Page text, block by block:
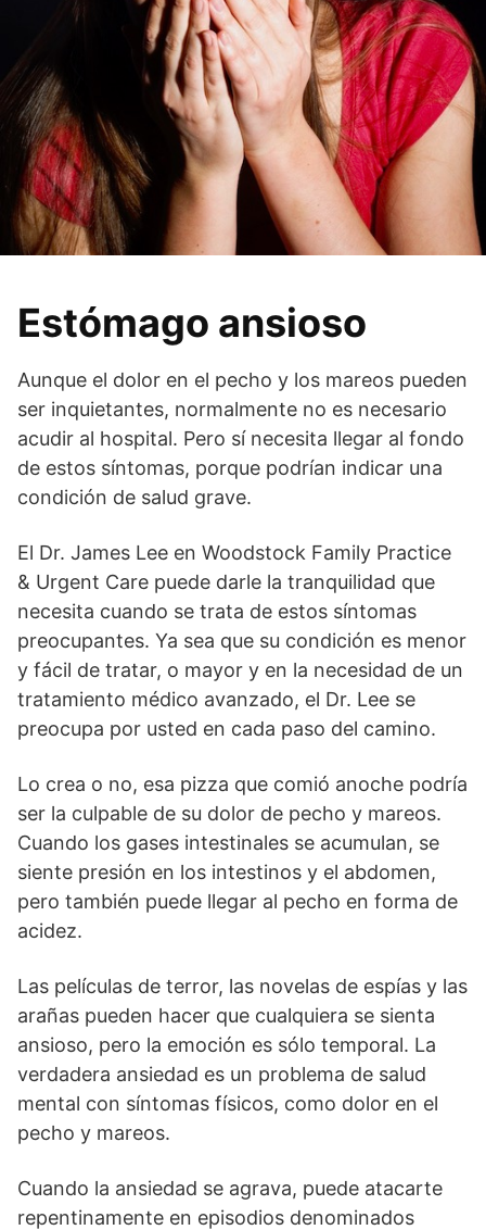
Estómago ansioso
Aunque el dolor en el pecho y los mareos pueden
ser inquietantes, normalmente no es necesario
acudir al hospital. Pero sí necesita llegar al fondo
de estos síntomas, porque podrían indicar una
condición de salud grave.
El Dr. James Lee en Woodstock Family Practice
& Urgent Care puede darle la tranquilidad que
necesita cuando se trata de estos síntomas
preocupantes. Ya sea que su condición es menor
y fácil de tratar, o mayor y en la necesidad de un
tratamiento médico avanzado, el Dr. Lee se
preocupa por usted en cada paso del camino.
Lo crea o no, esa pizza que comió anoche podría
ser la culpable de su dolor de pecho y mareos.
Cuando los gases intestinales se acumulan, se
siente presión en los intestinos y el abdomen,
pero también puede llegar al pecho en forma de
acidez.
Las películas de terror, las novelas de espías y las
arañas pueden hacer que cualquiera se sienta
ansioso, pero la emoción es sólo temporal. La
verdadera ansiedad es un problema de salud
mental con síntomas físicos, como dolor en el
pecho y mareos.
Cuando la ansiedad se agrava, puede atacarte
repentinamente en episodios denominados